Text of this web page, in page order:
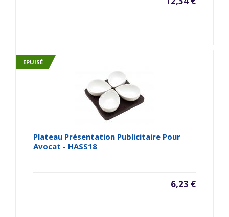
EPUISÉ
Plateau Présentation Publicitaire Pour
Avocat - HASS18
6,23 €